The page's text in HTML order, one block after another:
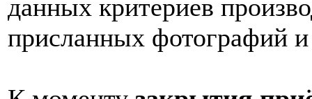
данных критериев
присланных фотографий